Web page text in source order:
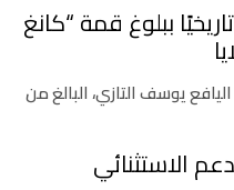
ببلوغ قمة “كانغ
يوسف التازي، البالغ من
الاستثنائي